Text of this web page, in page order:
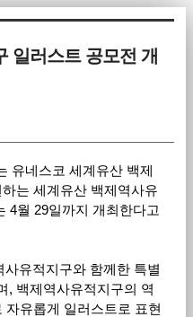
일러스트 공모전 개
유네스코 세계유산 백제
는 세계유산 백제역사유
4월 29일까지 개최한다고
사유적지구와 함께한 특별
, 백제역사유적지구의 역
자유롭게 일러스트로 표현
치북5
치북5